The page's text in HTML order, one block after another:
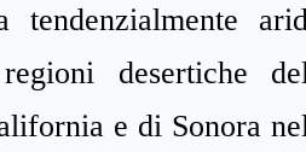
tendenzialmente
desertiche
e di Sonora